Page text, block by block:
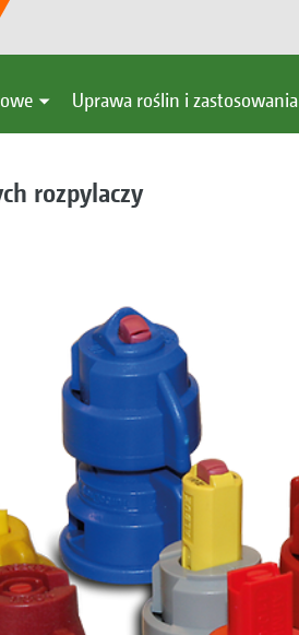
Uprawa roślin i zastosowania
rozpylaczy